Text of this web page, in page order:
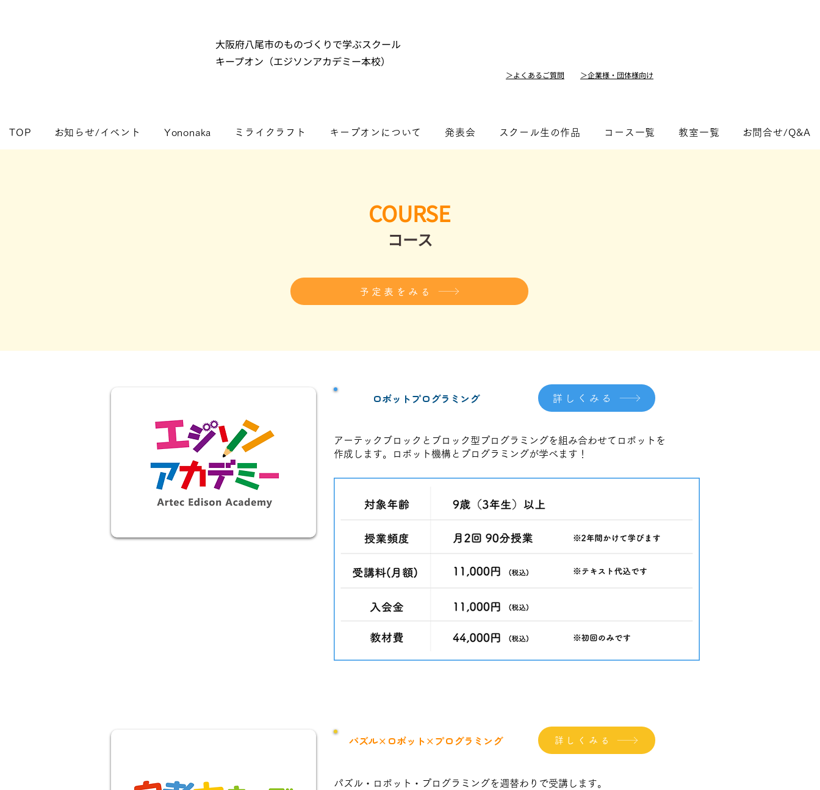
大阪府八尾市のものづくりで学ぶスクール
キープオン（エジソンアカデミー本校）
＞よくあるご質問 ＞企業様・団体様向け
TOP お知らせ/イベント Yononaka ミライクラフト キープオンについて 発表会 スクール生の作品 コース一覧 教室一覧 ​お問合せ/Q&A
COURSE
コース
予定表をみる
ロボットプログラミング 詳しくみる
アーテックブロックとブロック型プログラミングを組み合わせてロボットを
作成します。ロボット機構とプログラミングが学べます！
パズル×ロボット×プログラミング 詳しくみる
パズル・ロボット・プログラミングを週替わりで受講します。